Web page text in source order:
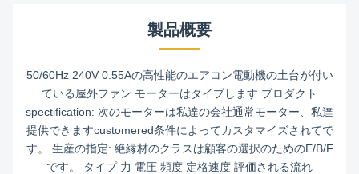
製品概要
50/60Hz 240V 0.55Aの高性能のエアコン電動機の土台が付い
ている屋外ファン モーターはタイプします プロダクト
spectification: 次のモーターは私達の会社通常モーター、私達
提供できますcustomered条件によってカスタマイズされてで
す。 生産の指定: 絶縁材のクラスは顧客の選択のためのE/B/F
です。 タイプ 力 電圧 頻度 定格速度 評価される流れ